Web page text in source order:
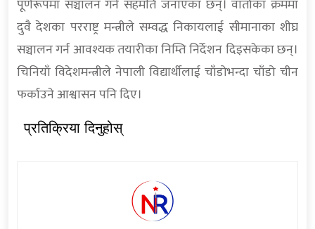
पूर्णरूपमा सञ्चालन गर्न सहमति जनाएका छन्। वार्ताका क्रममा
दुवै देशका परराष्ट्र मन्त्रीले सम्वद्ध निकायलाई सीमानाका शीघ्र
सञ्चालन गर्न आवश्यक तयारीका निम्ति निर्देशन दिइसकेका छन्।
चिनियाँ विदेशमन्त्रीले नेपाली विद्यार्थीलाई चाँडोभन्दा चाँडो चीन
फर्काउने आश्वासन पनि दिए।
प्रतिक्रिया दिनुहोस्